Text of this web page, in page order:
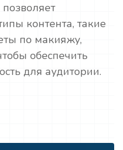
контента, такие
по макияжу,
обеспечить
для аудитории.